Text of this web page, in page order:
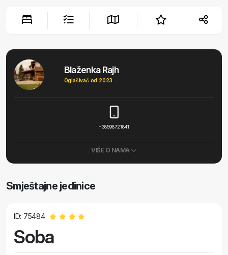
Blaženka Rajh
Oglašivač od 2023
+38598721841
VIŠE O NAMA
Smještajne jedinice
ID: 75484
Soba